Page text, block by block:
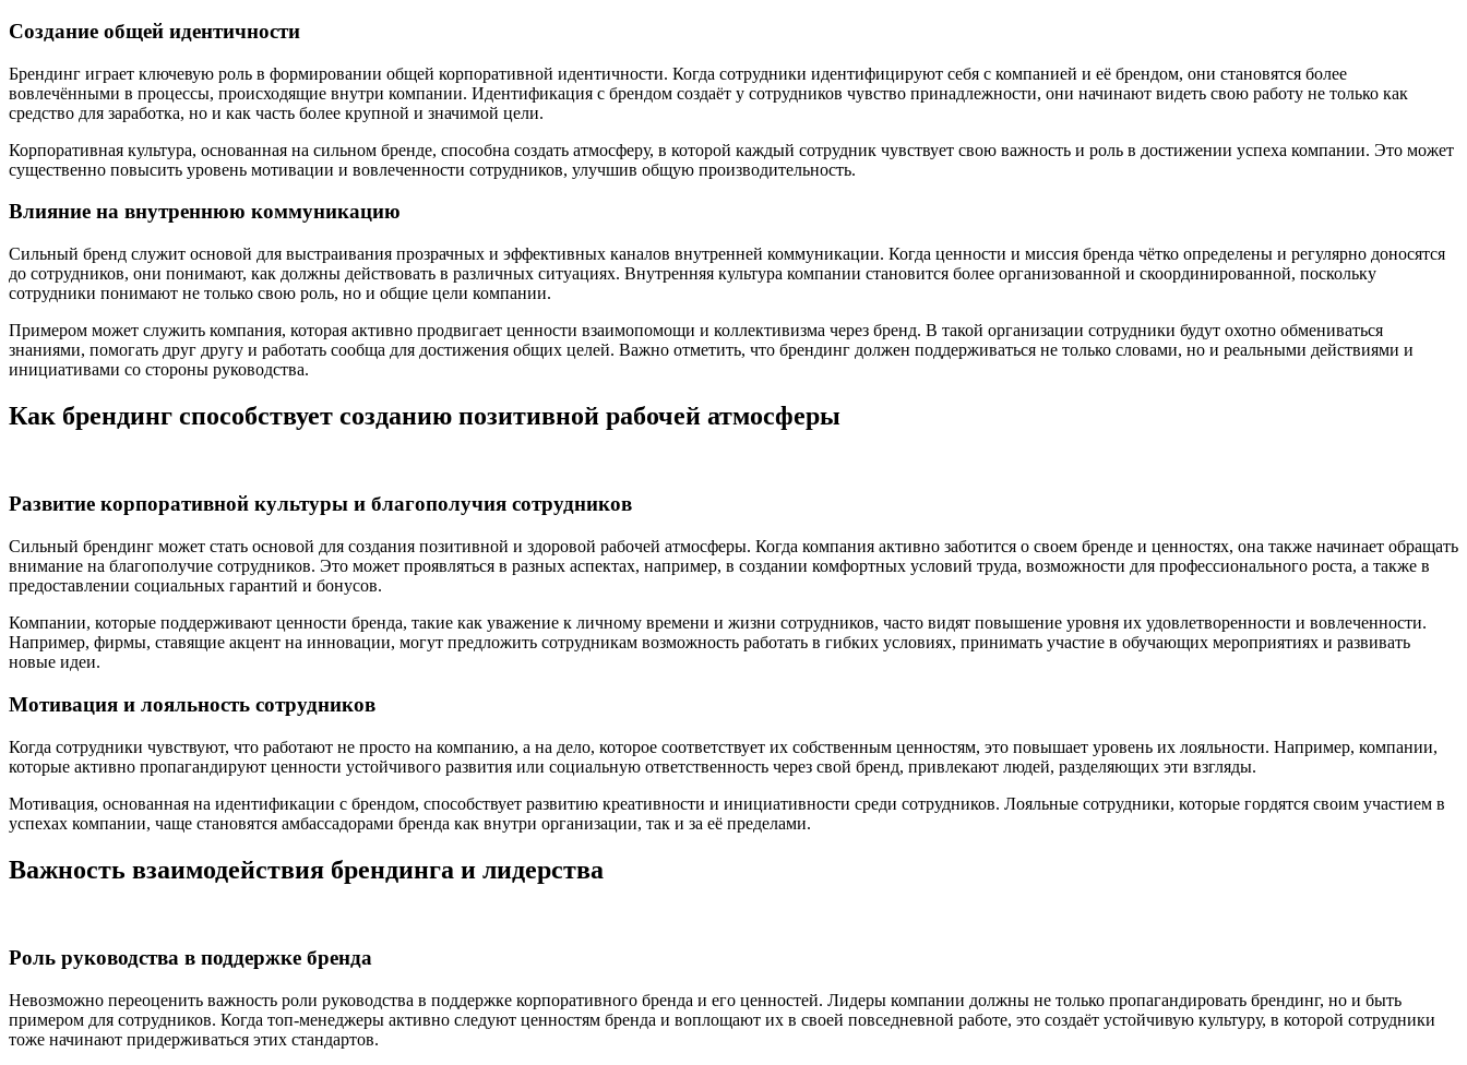
Создание общей идентичности
Брендинг играет ключевую роль в формировании общей корпоративной идентичности. Когда сотрудники идентифицируют себя с компанией и её брендом, они становятся более
вовлечёнными в процессы, происходящие внутри компании. Идентификация с брендом создаёт у сотрудников чувство принадлежности, они начинают видеть свою работу не только как
средство для заработка, но и как часть более крупной и значимой цели.
Корпоративная культура, основанная на сильном бренде, способна создать атмосферу, в которой каждый сотрудник чувствует свою важность и роль в достижении успеха компании. Это может
существенно повысить уровень мотивации и вовлеченности сотрудников, улучшив общую производительность.
Влияние на внутреннюю коммуникацию
Сильный бренд служит основой для выстраивания прозрачных и эффективных каналов внутренней коммуникации. Когда ценности и миссия бренда чётко определены и регулярно доносятся
до сотрудников, они понимают, как должны действовать в различных ситуациях. Внутренняя культура компании становится более организованной и скоординированной, поскольку
сотрудники понимают не только свою роль, но и общие цели компании.
Примером может служить компания, которая активно продвигает ценности взаимопомощи и коллективизма через бренд. В такой организации сотрудники будут охотно обмениваться
знаниями, помогать друг другу и работать сообща для достижения общих целей. Важно отметить, что брендинг должен поддерживаться не только словами, но и реальными действиями и
инициативами со стороны руководства.
Как брендинг способствует созданию позитивной рабочей атмосферы
Развитие корпоративной культуры и благополучия сотрудников
Сильный брендинг может стать основой для создания позитивной и здоровой рабочей атмосферы. Когда компания активно заботится о своем бренде и ценностях, она также начинает обращать
внимание на благополучие сотрудников. Это может проявляться в разных аспектах, например, в создании комфортных условий труда, возможности для профессионального роста, а также в
предоставлении социальных гарантий и бонусов.
Компании, которые поддерживают ценности бренда, такие как уважение к личному времени и жизни сотрудников, часто видят повышение уровня их удовлетворенности и вовлеченности.
Например, фирмы, ставящие акцент на инновации, могут предложить сотрудникам возможность работать в гибких условиях, принимать участие в обучающих мероприятиях и развивать
новые идеи.
Мотивация и лояльность сотрудников
Когда сотрудники чувствуют, что работают не просто на компанию, а на дело, которое соответствует их собственным ценностям, это повышает уровень их лояльности. Например, компании,
которые активно пропагандируют ценности устойчивого развития или социальную ответственность через свой бренд, привлекают людей, разделяющих эти взгляды.
Мотивация, основанная на идентификации с брендом, способствует развитию креативности и инициативности среди сотрудников. Лояльные сотрудники, которые гордятся своим участием в
успехах компании, чаще становятся амбассадорами бренда как внутри организации, так и за её пределами.
Важность взаимодействия брендинга и лидерства
Роль руководства в поддержке бренда
Невозможно переоценить важность роли руководства в поддержке корпоративного бренда и его ценностей. Лидеры компании должны не только пропагандировать брендинг, но и быть
примером для сотрудников. Когда топ-менеджеры активно следуют ценностям бренда и воплощают их в своей повседневной работе, это создаёт устойчивую культуру, в которой сотрудники
тоже начинают придерживаться этих стандартов.